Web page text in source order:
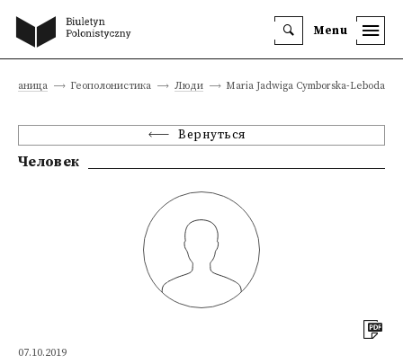
Menu
Геополонистика Люди Maria Jadwiga Cymborska-Leboda
Вернуться
Человек
07.10.2019